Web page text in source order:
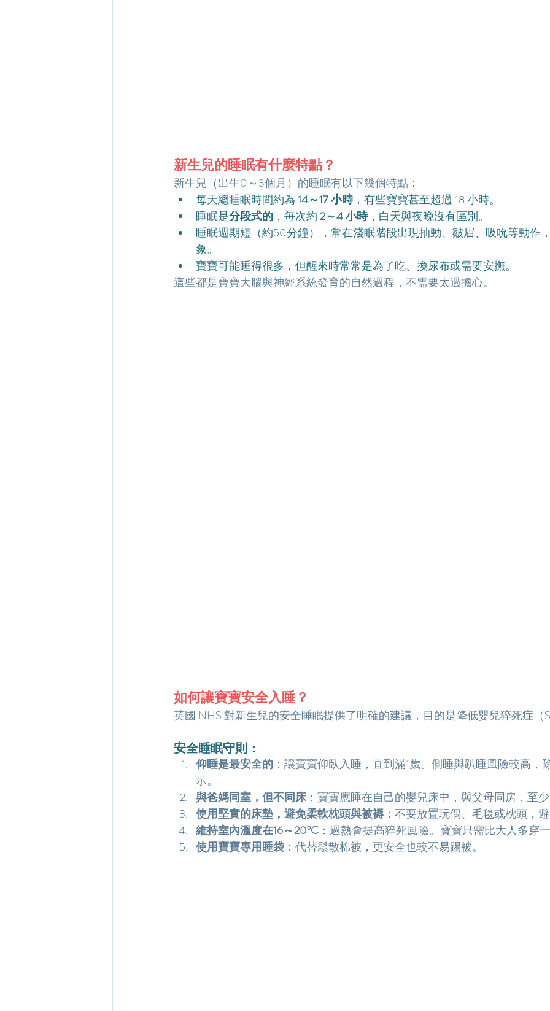
新生兒的睡眠有什麼特點？
新生兒（出生0～3個月）的睡眠有以下幾個特點：
每天總睡眠時間約為 14～17 小時，有些寶寶甚至超過 18 小時。
睡眠是分段式的 ，每次約 2～4 小時，白天與夜晚沒有區別。
睡眠週期短（約50分鐘），常在淺眠階段出現抽動、皺眉、吸吮等動作
象。
寶寶可能睡得很多，但醒來時常常是為了吃、換尿布或需要安撫。
這些都是寶寶大腦與神經系統發育的自然過程，不需要太過擔心。
如何讓寶寶安全入睡？
英國 NHS 對新生兒的安全睡眠提供了明確的建議，目的是降低嬰兒猝死症（
安全睡眠守則：
仰睡是最安全的 ：讓寶寶仰臥入睡，直到滿1歲。側睡與趴睡風險較高，
示。
與爸媽同室，但不同床：寶寶應睡在自己的嬰兒床中，與父母同房，至少
使用堅實的床墊，避免柔軟枕頭與被褥：不要放置玩偶、毛毯或枕頭，避
維持室內溫度在16～20°C ：過熱會提高猝死風險。寶寶只需比大人多穿一
使用寶寶專用睡袋 ：代替鬆散棉被，更安全也較不易踢被。